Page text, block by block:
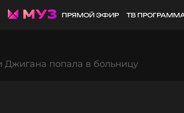
ПРЯМОЙ ЭФИР ТВ
попала в больницу